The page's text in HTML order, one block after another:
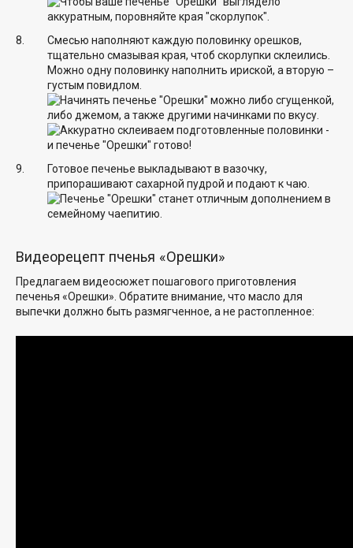
Смесью наполняют каждую половинку орешков,
тщательно смазывая края, чтоб скорлупки склеились.
Можно одну половинку наполнить ириской, а вторую –
густым повидлом.
Готовое печенье выкладывают в вазочку,
припорашивают сахарной пудрой и подают к чаю.
Видеорецепт пченья «Орешки»
Предлагаем видеосюжет пошагового приготовления
печенья «Орешки». Обратите внимание, что масло для
выпечки должно быть размягченное, а не растопленное: